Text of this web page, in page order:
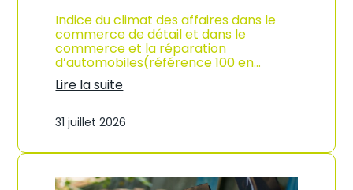
o
n
à
L
R
u
n
o
n
Indice du climat des affaires dans le
commerce de détail et dans le
commerce et la réparation
d’automobiles(référence 100 en…
Lire la suite
n
i
e
31 juillet 2026